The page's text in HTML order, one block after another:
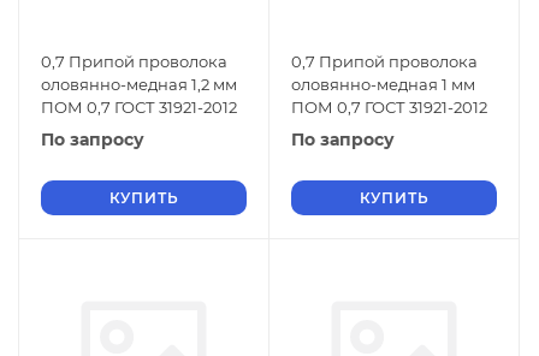
0,7 Припой проволока
оловянно-медная 1,2 мм
ПОМ 0,7 ГОСТ 31921-2012
По запросу
КУПИТЬ
0,7 Припой проволока
оловянно-медная 1 мм
ПОМ 0,7 ГОСТ 31921-2012
По запросу
КУПИТЬ